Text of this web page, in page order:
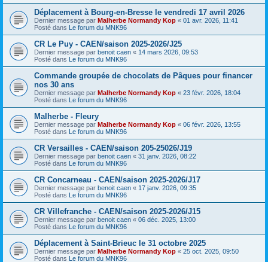
Déplacement à Bourg-en-Bresse le vendredi 17 avril 2026
Dernier message par Malherbe Normandy Kop « 01 avr. 2026, 11:41
Posté dans Le forum du MNK96
CR Le Puy - CAEN/saison 2025-2026/J25
Dernier message par benoit caen « 14 mars 2026, 09:53
Posté dans Le forum du MNK96
Commande groupée de chocolats de Pâques pour financer
nos 30 ans
Dernier message par Malherbe Normandy Kop « 23 févr. 2026, 18:04
Posté dans Le forum du MNK96
Malherbe - Fleury
Dernier message par Malherbe Normandy Kop « 06 févr. 2026, 13:55
Posté dans Le forum du MNK96
CR Versailles - CAEN/saison 205-25026/J19
Dernier message par benoit caen « 31 janv. 2026, 08:22
Posté dans Le forum du MNK96
CR Concarneau - CAEN/saison 2025-2026/J17
Dernier message par benoit caen « 17 janv. 2026, 09:35
Posté dans Le forum du MNK96
CR Villefranche - CAEN/saison 2025-2026/J15
Dernier message par benoit caen « 06 déc. 2025, 13:00
Posté dans Le forum du MNK96
Déplacement à Saint-Brieuc le 31 octobre 2025
Dernier message par Malherbe Normandy Kop « 25 oct. 2025, 09:50
Posté dans Le forum du MNK96